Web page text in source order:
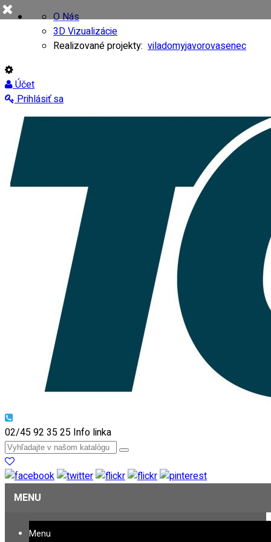
O Nás
3D Vizualizácie
Realizované projekty: viladomyjavorovasenec
Účet
Prihlásiť sa
02/45 92 35 25 Info linka
MENU
Menu